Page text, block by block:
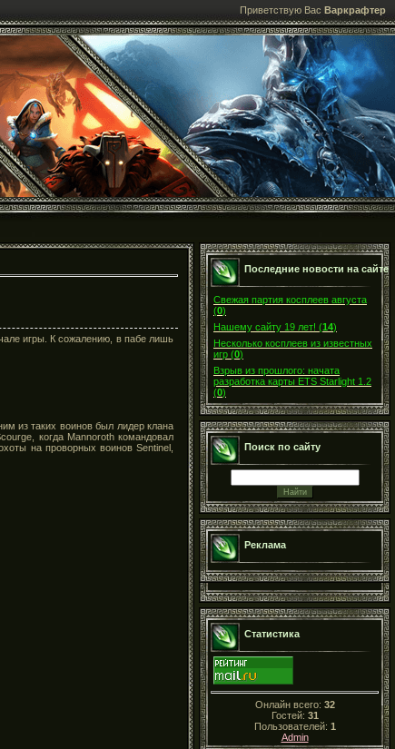
Приветствую Вас Варкрафтер
игры. К сожалению, в пабе лишь
из таких воинов был лидер клана
когда Mannoroth командовал
на проворных воинов Sentinel,
Последние новости на сайте
Свежая партия косплеев августа
(0)
Нашему сайту 19 лет! (14)
Несколько косплеев из известных
игр (0)
Взрыв из прошлого: начата
разработка карты ETS Starlight 1.2
(0)
Поиск по сайту
Реклама
Статистика
Онлайн всего: 32
Гостей: 31
Пользователей: 1
Admin